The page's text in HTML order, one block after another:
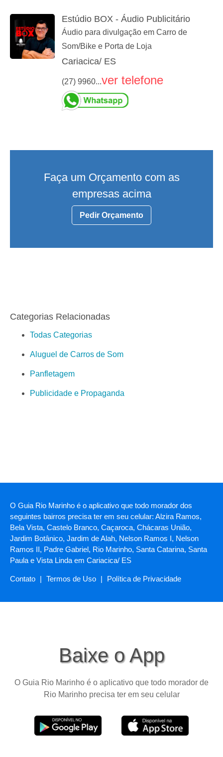
Estúdio BOX - Áudio Publicitário
Áudio para divulgação em Carro de
Som/Bike e Porta de Loja
Cariacica/ ES
(27) 9960...ver telefone
Faça um Orçamento com as
empresas acima
Pedir Orçamento
Categorias Relacionadas
Todas Categorias
Aluguel de Carros de Som
Panfletagem
Publicidade e Propaganda
O Guia Rio Marinho é o aplicativo que todo morador dos
seguintes bairros precisa ter em seu celular: Alzira Ramos,
Bela Vista, Castelo Branco, Caçaroca, Chácaras União,
Jardim Botânico, Jardim de Alah, Nelson Ramos I, Nelson
Ramos II, Padre Gabriel, Rio Marinho, Santa Catarina, Santa
Paula e Vista Linda em Cariacica/ ES
Contato | Termos de Uso | Política de Privacidade
Baixe o App
O Guia Rio Marinho é o aplicativo que todo morador de
Rio Marinho precisa ter em seu celular